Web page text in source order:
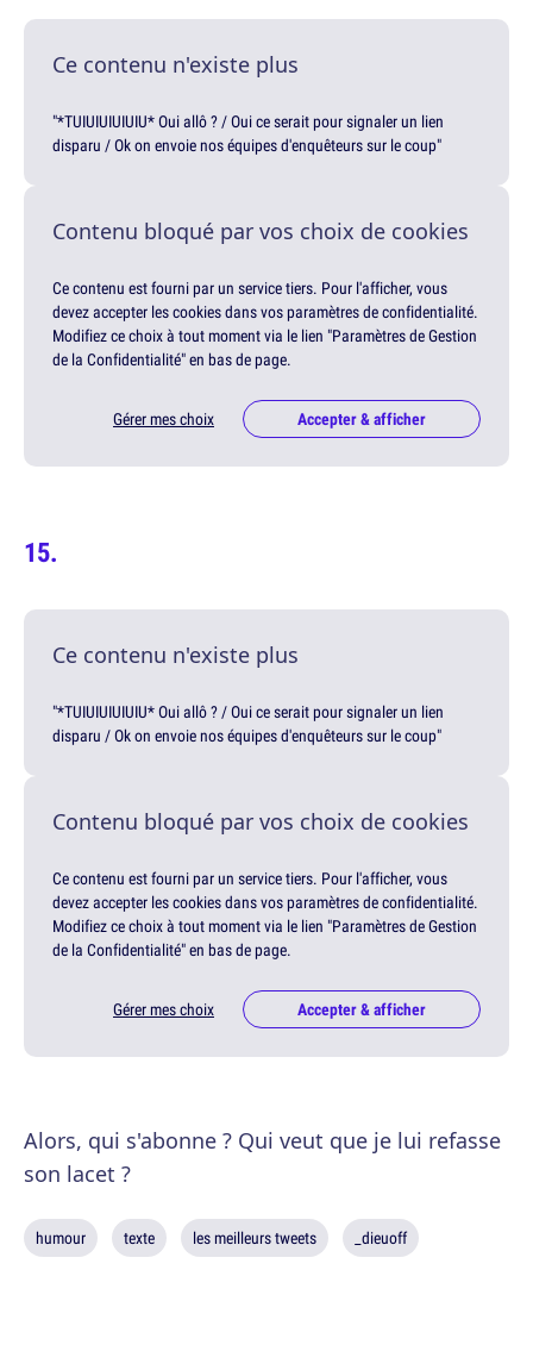
Ce contenu n'existe plus
"*TUIUIUIUIUIU* Oui allô ? / Oui ce serait pour signaler un lien
disparu / Ok on envoie nos équipes d'enquêteurs sur le coup"
Contenu bloqué par vos choix de cookies
Ce contenu est fourni par un service tiers. Pour l'afficher, vous
devez accepter les cookies dans vos paramètres de confidentialité.
Modifiez ce choix à tout moment via le lien "Paramètres de Gestion
de la Confidentialité" en bas de page.
Gérer mes choix Accepter & afficher
Ce contenu n'existe plus
"*TUIUIUIUIUIU* Oui allô ? / Oui ce serait pour signaler un lien
disparu / Ok on envoie nos équipes d'enquêteurs sur le coup"
Contenu bloqué par vos choix de cookies
Ce contenu est fourni par un service tiers. Pour l'afficher, vous
devez accepter les cookies dans vos paramètres de confidentialité.
Modifiez ce choix à tout moment via le lien "Paramètres de Gestion
de la Confidentialité" en bas de page.
Gérer mes choix Accepter & afficher
Alors, qui s'abonne ? Qui veut que je lui refasse
son lacet ?
humour texte les meilleurs tweets _dieuoff